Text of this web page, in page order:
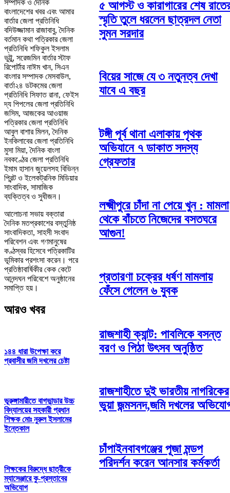
সম্পাদক ও দৈনিক
বাংলাদেশের খবর এবং আমার
বার্তার জেলা প্রতিনিধি
বদিউজ্জামান রাজাবাবু, দৈনিক
বর্তমান কথা পত্রিকার জেলা
প্রতিনিধি শফিকুল ইসলাম
ভুট্টু, সরেজমিন বার্তার স্টাফ
রিপোর্টার নাঈম খান, সিএন
বাংলার সম্পাদক মেসবাউল,
বার্তা২৪ ডটকমের জেলা
প্রতিনিধি সিফাত রানা, ফেইস
দ্য পিপলের জেলা প্রতিনিধি
জসিম, আজকের আওয়াজ
পত্রিকার জেলা প্রতিনিধি
আবুল বাশার মিলন, দৈনিক
ইনকিলাবের জেলা প্রতিনিধি
মুসা মিয়া, দৈনিক বাংলা
নবকণ্ঠের জেলা প্রতিনিধি
ইমাম হাসান জুয়েলসহ বিভিন্ন
প্রিন্ট ও ইলেকট্রনিক মিডিয়ার
সাংবাদিক, সামাজিক
ব্যক্তিত্ব ও সুধীজন।
আলোচনা সভায় বক্তারা
দৈনিক মতপ্রকাশের বস্তুনিষ্ঠ
সাংবাদিকতা, সাহসী সংবাদ
পরিবেশন এবং গণমানুষের
কণ্ঠস্বর হিসেবে পত্রিকাটির
ভূমিকার প্রশংসা করেন। পরে
প্রতিষ্ঠাবার্ষিকীর কেক কেটে
আনন্দঘন পরিবেশে অনুষ্ঠানের
সমাপ্তি হয়।
আরও খবর
১৪৪ ধারা উপেক্ষা করে
প্রবাসীর জমি দখলের চেষ্টা
ভূরুঙ্গামারীতে বাগভান্ডার উচ্চ
বিদ্যালয়ের সহকারী প্রধান
শিক্ষক মোঃ নুরুল ইসলামের
ইন্তেকাল
শিক্ষকের বিরুদ্ধে ছাত্রীকে
ম্যাসেঞ্জারে কু-প্রস্তাবের
অভিযোগ
৫ আগস্ট ও কারাগারের শেষ
স্মৃতি তুলে ধরলেন ছাত্রদল নেতা
সুমন সরদার
বিয়ের সাজে যে ৩ নতুনত্ব দেখা
যাবে এ বছর
টঙ্গী পূর্ব থানা এলাকায় পৃথক
অভিযানে ৭ ডাকাত সদস্য
গ্রেফতার
লক্ষ্মীপুরে চাঁদা না পেয়ে খুন : মামলা
থেকে বাঁচতে নিজেদের বসতঘরে
আগুন!
প্রতারণা চক্রের ধর্ষণ মামলায়
ফেঁসে গেলেন ৬ যুবক
রাজশাহী ক্যান্ট: পাবলিকে বসন্ত
বরণ ও পিঠা উৎসব অনুষ্ঠিত
রাজশাহীতে দুই ভারতীয় নাগরিকের
ভুয়া জন্মসনদ,জমি দখলের
চাঁপাইনবাবগঞ্জের পূজা মন্ডপ
পরিদর্শন করেন আনসার কর্মকর্তা